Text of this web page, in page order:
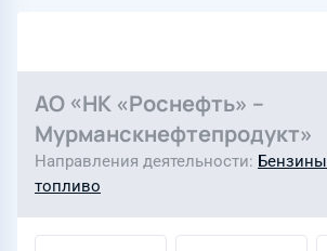
АО «НК «Роснефть» –
Мурманскнефтепродукт»
Направления деятельности Бензины
топливо